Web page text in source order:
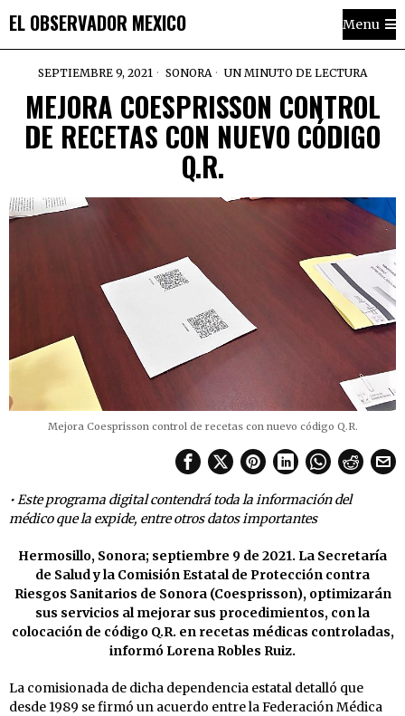
EL OBSERVADOR MEXICO Menu
SEPTIEMBRE 9, 2021 SONORA UN MINUTO DE LECTURA
MEJORA COESPRISSON CONTROL
DE RECETAS CON NUEVO CÓDIGO
Q.R.
Mejora Coesprisson control de recetas con nuevo código Q.R.
• Este programa digital contendrá toda la información del
médico que la expide, entre otros datos importantes
Hermosillo, Sonora; septiembre 9 de 2021. La Secretaría
de Salud y la Comisión Estatal de Protección contra
Riesgos Sanitarios de Sonora (Coesprisson), optimizarán
sus servicios al mejorar sus procedimientos, con la
colocación de código Q.R. en recetas médicas controladas,
informó Lorena Robles Ruiz.
La comisionada de dicha dependencia estatal detalló que
desde 1989 se firmó un acuerdo entre la Federación Médica